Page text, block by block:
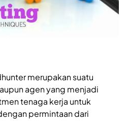
merupakan suatu
agen yang menjadi
tenaga kerja untuk
permintaan dari